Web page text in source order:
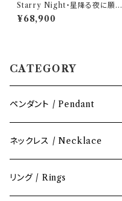
Starry Night・星降る夜に願い
をかけて｜天体ネックレス（Silv
er／57cm＋10cm）｜AQUA
¥68,900
CATEGORY
ペンダント / Pendant
ネックレス / Necklace
リング / Rings